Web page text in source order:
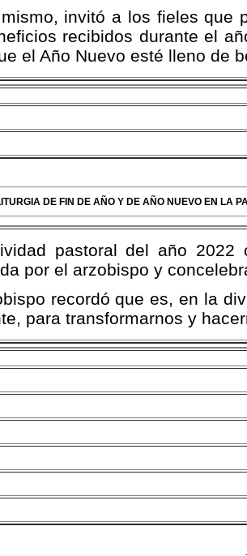
invitó a los fieles que
recibidos durante el
el Año Nuevo esté lleno de
DE FIN DE AÑO Y DE AÑO NUEVO EN LA
pastoral del año
por el arzobispo y
recordó que es, en la
para transformarnos y